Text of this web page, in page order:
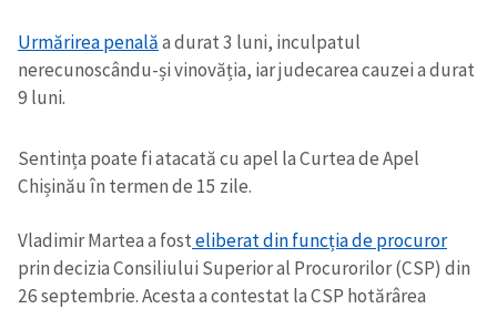
Urmărirea penalăa durat 3 luni, inculpatul
nerecunoscându-și vinovăția, iar judecarea cauzei a durat
9 luni.
Sentința poate fi atacată cu apel la Curtea de Apel
Chișinău în termen de 15 zile.
Vladimir Martea a fosteliberat din funcția de procuror
prin decizia Consiliului Superior al Procurorilor (CSP) din
26 septembrie. Acesta a contestat la CSP hotărârea